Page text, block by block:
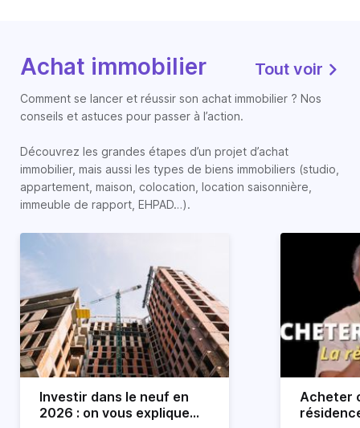
Achat immobilier Tout voir
Comment se lancer et réussir son achat immobilier ? Nos
conseils et astuces pour passer à l’action.
Découvrez les grandes étapes d’un projet d’achat
immobilier, mais aussi les types de biens immobiliers (studio,
appartement, maison, colocation, location saisonnière,
immeuble de rapport, EHPAD…).
Investir dans le neuf en
2026 : on vous explique
Acheter